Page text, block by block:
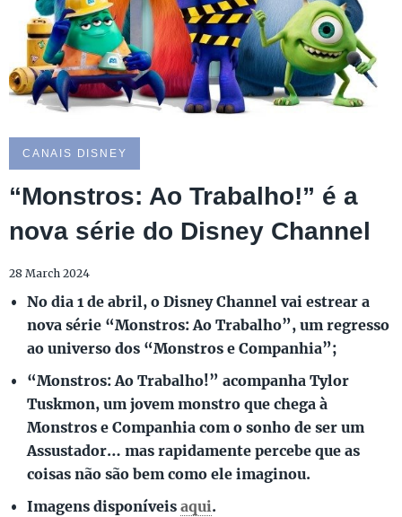
CANAIS DISNEY
“Monstros: Ao Trabalho!” é a
nova série do Disney Channel
28 March 2024
No dia 1 de abril, o Disney Channel vai estrear a
nova série “Monstros: Ao Trabalho”, um regresso
ao universo dos “Monstros e Companhia”;
“Monstros: Ao Trabalho!” acompanha Tylor
Tuskmon, um jovem monstro que chega à
Monstros e Companhia com o sonho de ser um
Assustador… mas rapidamente percebe que as
coisas não são bem como ele imaginou.
Imagens disponíveisaqui.